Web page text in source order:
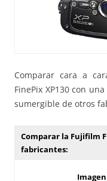
Comparar cara a
FinePix XP130 con
sumergible de otros
Comparar la Fujifilm
fabricantes:
Imagen